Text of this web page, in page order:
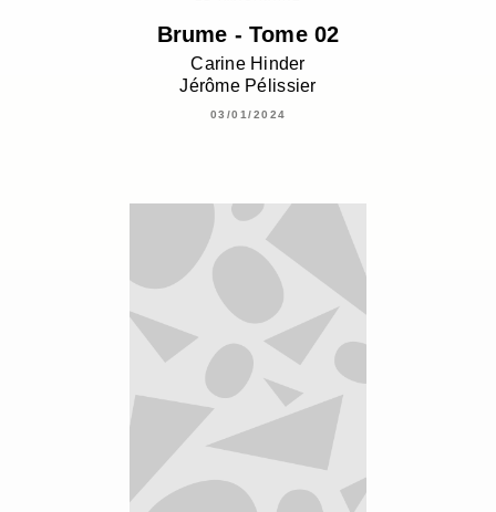
Brume - Tome 02
Carine Hinder
Jérôme Pélissier
03/01/2024